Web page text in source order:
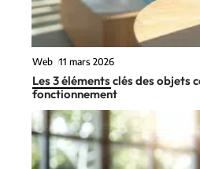
Web 11 mars 2026
Les 3 éléments clés des objets
fonctionnement